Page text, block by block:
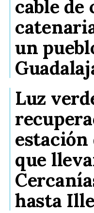
cable de
un
Luz
estación
que
hasta